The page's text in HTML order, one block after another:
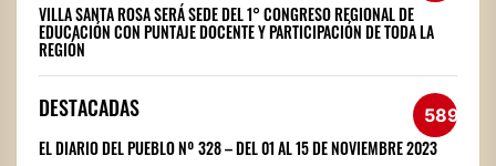
VILLA SANTA ROSA SERÁ SEDE DEL 1° CONGRESO REGIONAL DE
EDUCACIÓN CON PUNTAJE DOCENTE Y PARTICIPACIÓN DE TODA LA
REGIÓN
DESTACADAS 589
EL DIARIO DEL PUEBLO Nº 328 – DEL 01 AL 15 DE NOVIEMBRE 2023